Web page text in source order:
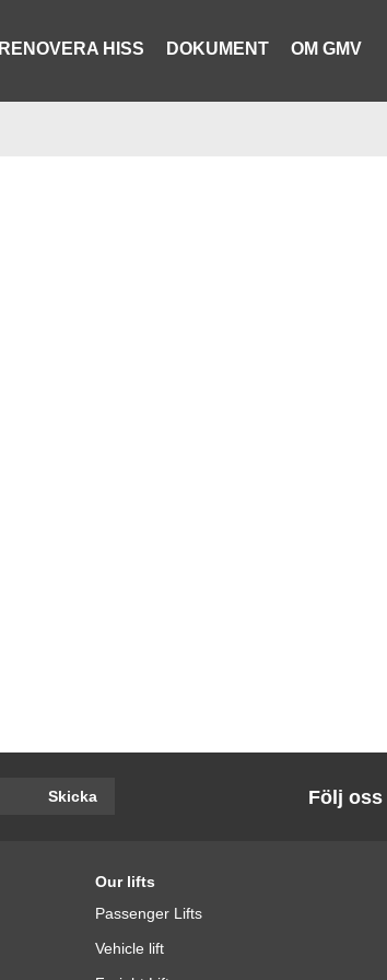
RENOVERA HISS DOKUMENT OM GMV
Skicka Följ oss
Our lifts
Passenger Lifts
Vehicle lift